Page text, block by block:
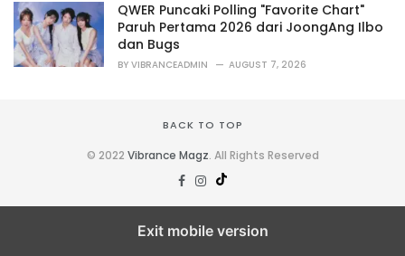
QWER Puncaki Polling "Favorite Chart"
Paruh Pertama 2026 dari JoongAng Ilbo
dan Bugs
BY VIBRANCEADMIN AUGUST 7, 2026
BACK TO TOP
© 2022 Vibrance Magz. All Rights Reserved
Exit mobile version